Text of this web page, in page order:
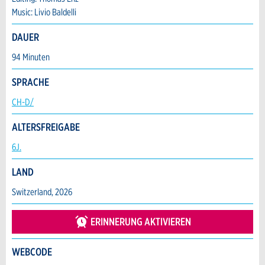
* Eingabe erforderlich
Zur Qualitätssicherung wird eine Kopie der E-
NACHRICHT SENDEN
Schliessen
Music: Livio Baldelli
DAUER
94 Minuten
SPRACHE
CH-D/
ALTERSFREIGABE
6J.
LAND
Switzerland, 2026
ERINNERUNG AKTIVIEREN
WEBCODE